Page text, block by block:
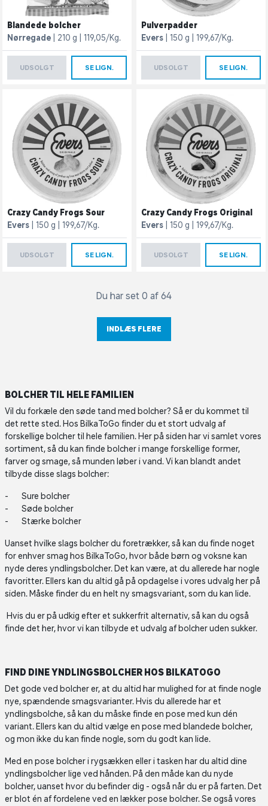
Blandede bolcher
Nørregade
210 g 119,05/Kg.
UDSOLGT SE LIGN.
Pulverpadder
Evers
150 g 199,67/Kg.
UDSOLGT SE LIGN.
Crazy Candy Frogs Sour
Evers
150 g 199,67/Kg.
UDSOLGT SE LIGN.
Crazy Candy Frogs Original
Evers
150 g 199,67/Kg.
UDSOLGT SE LIGN.
Du har set 0 af 64
INDLÆS FLERE
BOLCHER TIL HELE FAMILIEN
Vil du forkæle den søde tand med bolcher? Så er du kommet til
det rette sted. Hos BilkaToGo finder du et stort udvalg af
forskellige bolcher til hele familien. Her på siden har vi samlet vores
sortiment, så du kan finde bolcher i mange forskellige former,
farver og smage, så munden løber i vand. Vi kan blandt andet
tilbyde disse slags bolcher:
Sure bolcher
Søde bolcher
Stærke bolcher
Uanset hvilke slags bolcher du foretrækker, så kan du finde noget
for enhver smag hos BilkaToGo, hvor både børn og voksne kan
nyde deres yndlingsbolcher. Det kan være, at du allerede har nogle
favoritter. Ellers kan du altid gå på opdagelse i vores udvalg her på
siden. Måske finder du en helt ny smagsvariant, som du kan lide.
Hvis du er på udkig efter et sukkerfrit alternativ, så kan du også
finde det her, hvor vi kan tilbyde et udvalg af bolcher uden sukker.
FIND DINE YNDLINGSBOLCHER HOS BILKATOGO
Det gode ved bolcher er, at du altid har mulighed for at finde nogle
nye, spændende smagsvarianter. Hvis du allerede har et
yndlingsbolche, så kan du måske finde en pose med kun dén
variant. Ellers kan du altid vælge en pose med blandede bolcher,
og mon ikke du kan finde nogle, som du godt kan lide.
Med en pose bolcher i rygsækken eller i tasken har du altid dine
yndlingsbolcher lige ved hånden. På den måde kan du nyde
bolcher, uanset hvor du befinder dig - også når du er på farten. Det
er blot én af fordelene ved en lækker pose bolcher. Se også vores